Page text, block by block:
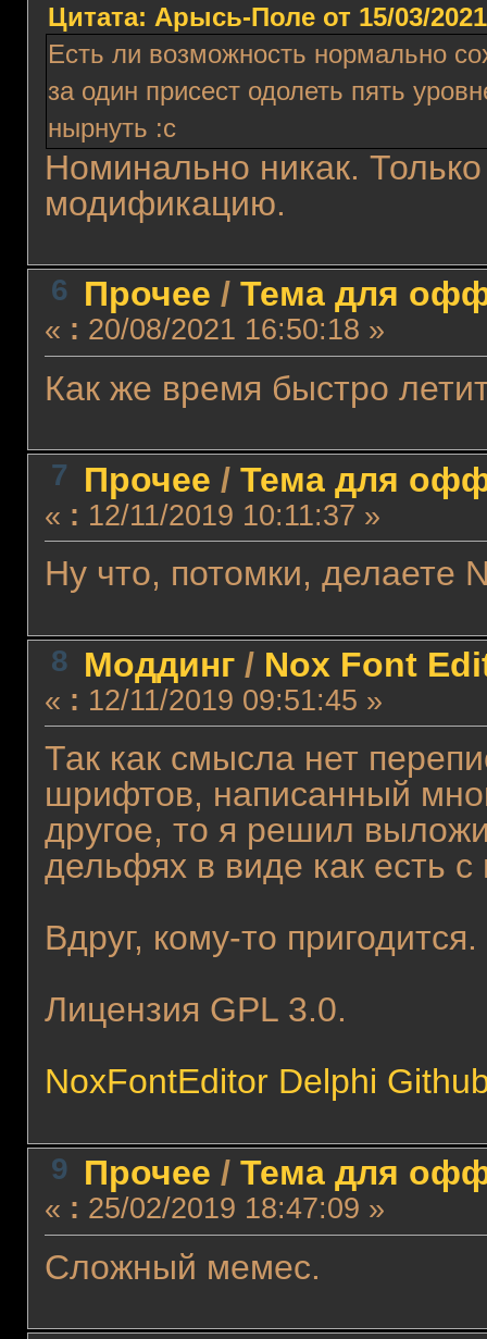
Цитата: Арысь-Поле от 15/03/
Есть ли возможность нормально
за один присест одолеть пять
нырнуть :с
Номинально никак.
модификацию.
6 Прочее / Тема для
« : 20/08/2021 16:50:18 »
Как же время быстро
7 Прочее / Тема для
« : 12/11/2019 10:11:37 »
Ну что, потомки, делаете
8 Моддинг/ Nox Font
« : 12/11/2019 09:51:45 »
Так как смысла нет
шрифтов, написанный
другое, то я решил
дельфях в виде как есть
Вдруг, кому-то
Лицензия GPL 3.0.
NoxFontEditor Delphi
9 Прочее / Тема для
« : 25/02/2019 18:47:09 »
Сложный мемес.